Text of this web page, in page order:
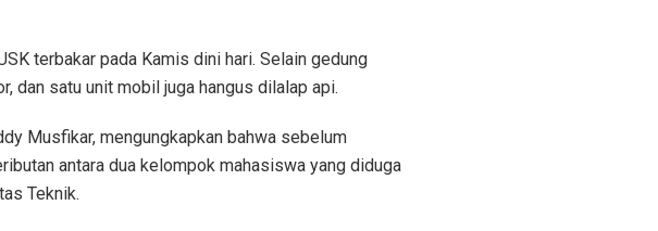
terbakar pada Kamis dini hari. Selain gedung
dan satu unit mobil juga hangus dilalap api.
Musfikar, mengungkapkan bahwa sebelum
antara dua kelompok mahasiswa yang diduga
Teknik.